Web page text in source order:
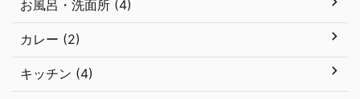
お風呂・洗面所 (4)
カレー (2)
キッチン (4)